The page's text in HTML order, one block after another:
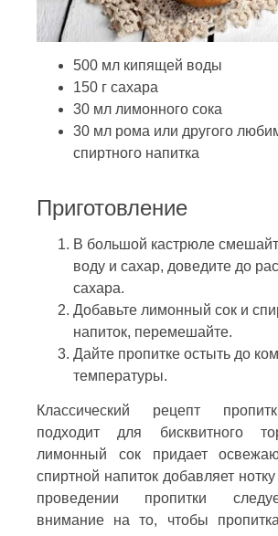
500 мл кипящей воды
150 г сахара
30 мл лимонного сока
30 мл рома или другого
спиртного напитка
Приготовление
В большой кастрюле
воду и сахар, доведите до
сахара.
Добавьте лимонный сок и
напиток, перемешайте.
Дайте пропитке остыть до
температуры.
Классический рецепт
подходит для бисквитного
лимонный сок придает
спиртной напиток добавляет
проведении пропитки
внимание на то, чтобы